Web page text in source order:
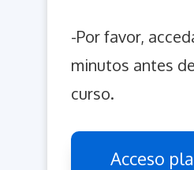
-Por favor,
minutos antes
curso.
Acceso